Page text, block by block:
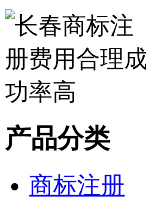
产品分类
商标注册